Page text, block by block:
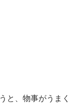
と、物事がうまく